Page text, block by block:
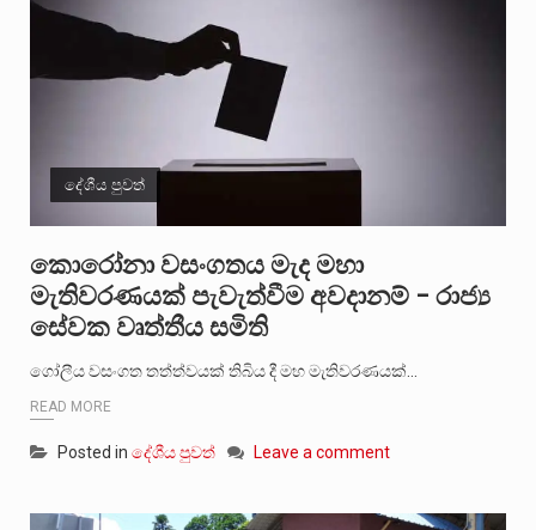
දේශීය පුවත්
කොරෝනා වසංගතය මැද මහා
මැතිවරණයක් පැවැත්වීම අවදානම් – රාජ්‍ය
සේවක වෘත්තීය සමිති
ගෝලීය වසංගත තත්ත්වයක් තිබිය දී මහ මැතිවරණයක්…
READ MORE
Posted in දේශීය පුවත් Leave a comment